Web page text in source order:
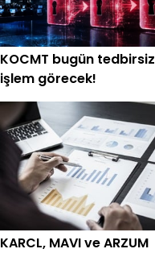
KOCMT bugün tedbirsiz
işlem görecek!
KARCL, MAVI ve ARZUM